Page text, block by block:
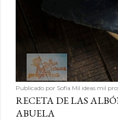
Publicado por Sofía Mil ideas mil
RECETA DE LAS
ABUELA